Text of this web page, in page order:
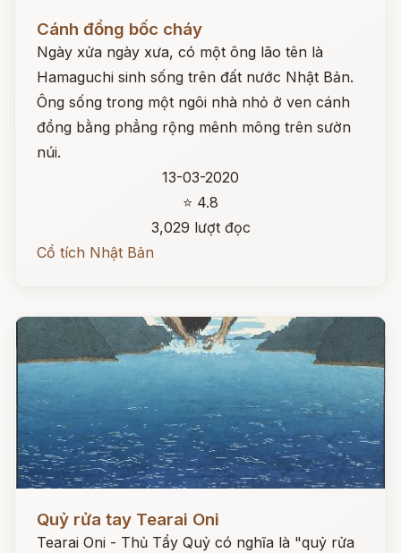
Cánh đồng bốc cháy
Ngày xửa ngày xưa, có một ông lão tên là
Hamaguchi sinh sống trên đất nước Nhật Bản.
Ông sống trong một ngôi nhà nhỏ ở ven cánh
đồng bằng phẳng rộng mênh mông trên sườn
núi.
13-03-2020
⭐ 4.8
3,029 lượt đọc
Cổ tích Nhật Bản
Quỷ rửa tay Tearai Oni
Tearai Oni - Thủ Tẩy Quỷ có nghĩa là "quỷ rửa